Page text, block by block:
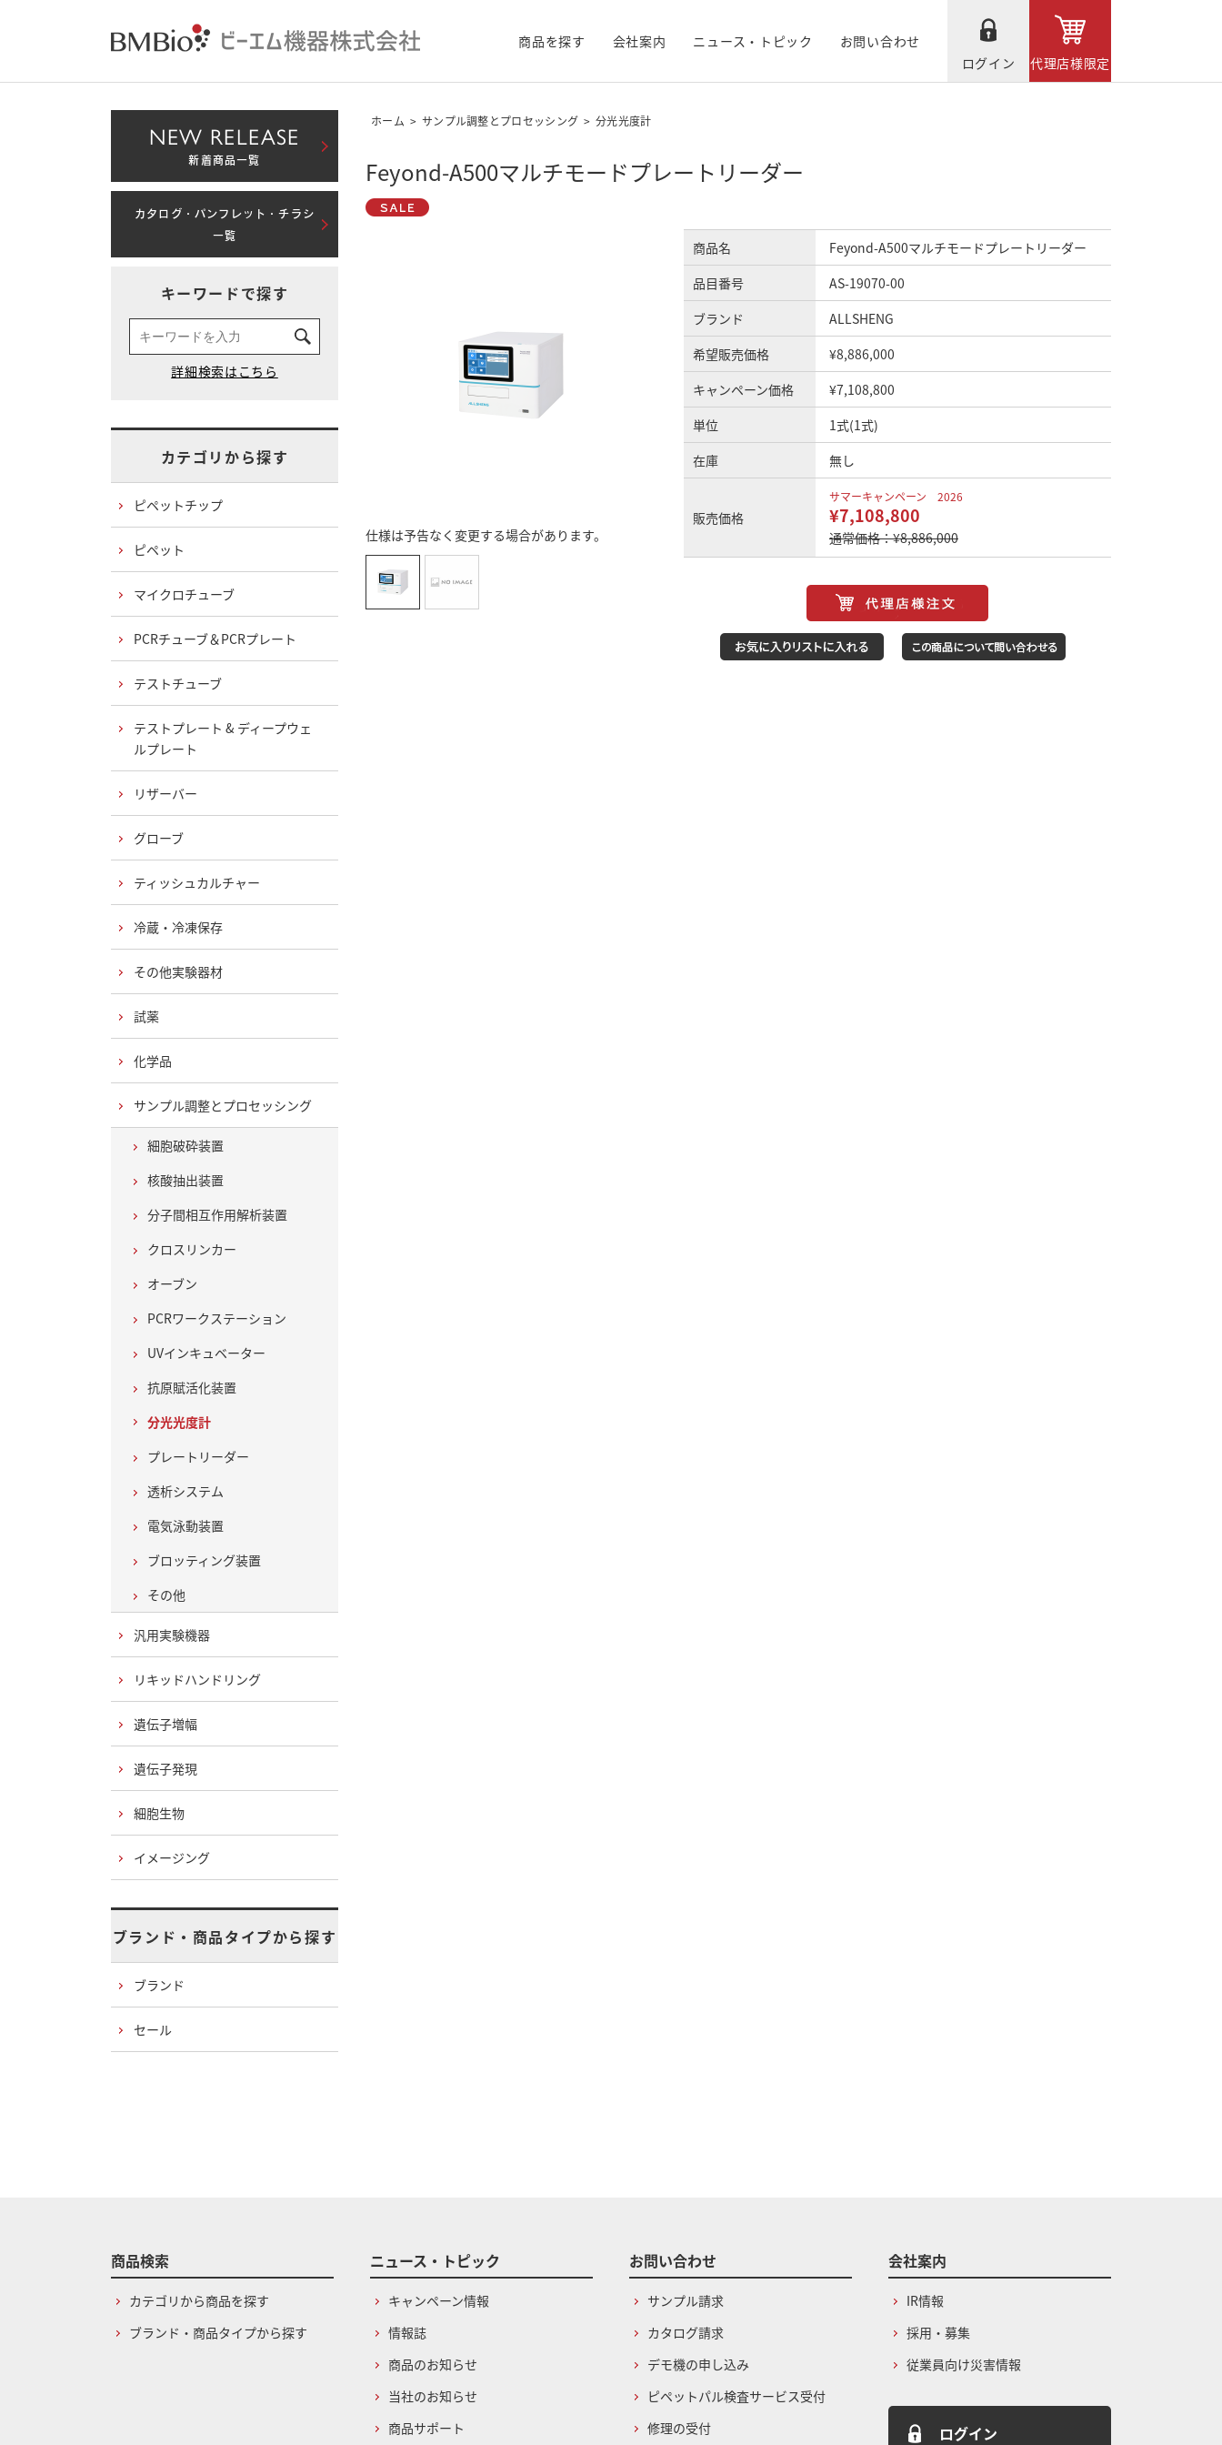
商品を探す 会社案内 ニュース・トピック
お問い合わせ
ログイン
代理店様限定
ホーム > サンプル調整とプロセッシング > 分光光度計
Feyond-A500マルチモードプレートリーダー
仕様は予告なく変更する場合があります。
商品名
Feyond-A500マルチモードプレートリーダー
品目番号
AS-19070-00
ブランド
ALLSHENG
希望販売価格
¥8,886,000
キャンペーン価格
¥7,108,800
単位
1式(1式)
在庫
無し
販売価格
サマーキャンペーン 2026
¥7,108,800
通常価格：¥8,886,000
NEW RELEASE
新着商品一覧
カタログ・パンフレット・チラシ
一覧
キーワードで探す
カテゴリから探す
ピペットチップ
ピペット
マイクロチューブ
PCRチューブ＆PCRプレート
テストチューブ
テストプレート & ディープウェ
ルプレート
リザーバー
グローブ
ティッシュカルチャー
冷蔵・冷凍保存
その他実験器材
試薬
化学品
サンプル調整とプロセッシング
細胞破砕装置
核酸抽出装置
分子間相互作用解析装置
クロスリンカー
オーブン
PCRワークステーション
UVインキュベーター
抗原賦活化装置
分光光度計
プレートリーダー
透析システム
電気泳動装置
ブロッティング装置
その他
汎用実験機器
リキッドハンドリング
遺伝子増幅
遺伝子発現
細胞生物
イメージング
ブランド・商品タイプから探す
ブランド
セール
商品検索
カテゴリから商品を探す
ブランド・商品タイプから探す
ニュース・トピック
キャンペーン情報
情報誌
商品のお知らせ
当社のお知らせ
商品サポート
お問い合わせ
サンプル請求
カタログ請求
デモ機の申し込み
ピペットパル検査サービス受付
修理の受付
会社案内
IR情報
採用・募集
従業員向け災害情報
ログイン